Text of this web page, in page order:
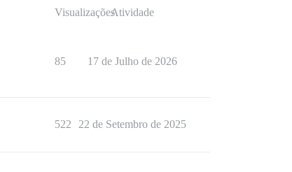
VisualizaçõesAtividade
85 17 de Julho de 2026
522 22 de Setembro de 2025